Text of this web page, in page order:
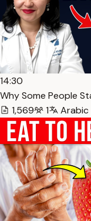
14:30
Why Some People
1,569
1 Arabic